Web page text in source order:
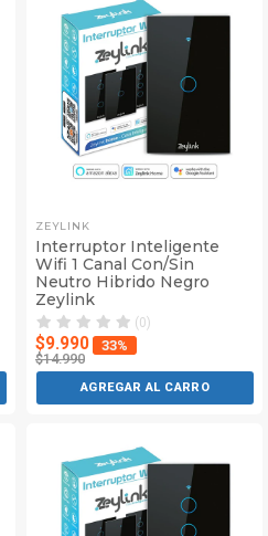
ZEYLINK
Interruptor Inteligente
Wifi 1 Canal Con/Sin
Neutro Hibrido Negro
Zeylink
(0)
$9.990
$14.990
33%
AGREGAR AL CARRO